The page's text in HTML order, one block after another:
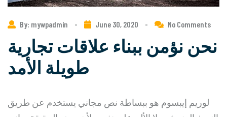
By: mywpadmin - June 30, 2020 - No Comments
نحن نؤمن ببناء علاقات تجارية
طويلة الأمد
لوريم إيبسوم هو ببساطة نص مجاني يستخدم عن طريق